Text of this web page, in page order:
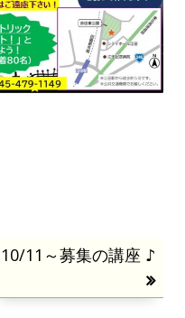
次
記
10/11～募集の講座 ♪